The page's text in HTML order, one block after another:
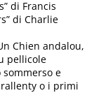
di Francis
di Charlie
Chien andalou,
pellicole
e
o i primi